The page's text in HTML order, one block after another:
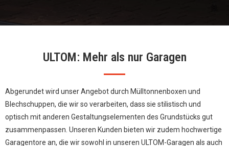
ULTOM: Mehr als nur Garagen
Abgerundet wird unser Angebot durch Mülltonnenboxen und
Blechschuppen, die wir so verarbeiten, dass sie stilistisch und
optisch mit anderen Gestaltungselementen des Grundstücks gut
zusammenpassen. Unseren Kunden bieten wir zudem hochwertige
Garagentore an, die wir sowohl in unseren ULTOM-Garagen als auch